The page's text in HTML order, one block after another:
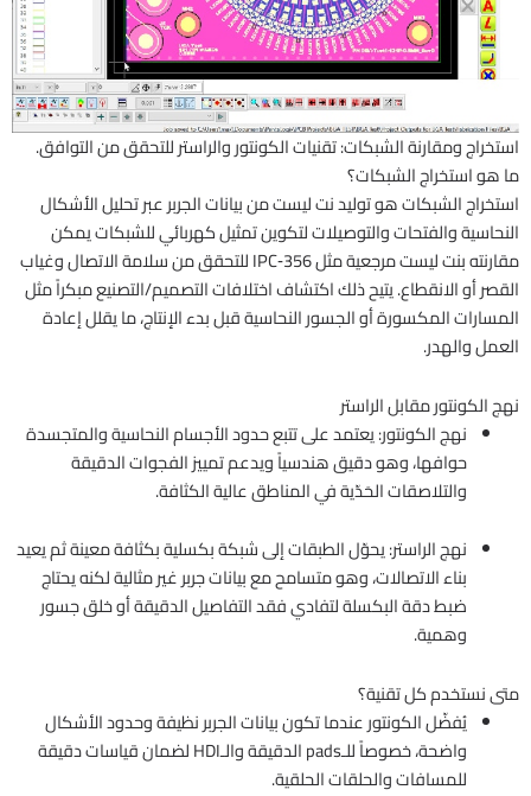
استخراج ومقارنة الشبكات: تقنيات الكونتور والراستر للتحقق من التوافق.
ما هو استخراج الشبكات؟
استخراج الشبكات هو توليد نت ليست من بيانات الجربر عبر تحليل الأشكال
النحاسية والفتحات والتوصيلات لتكوين تمثيل كهربائي للشبكات يمكن
مقارنته بنت ليست مرجعية مثل IPC‑356 للتحقق من سلامة الاتصال وغياب
القصر أو الانقطاع. يتيح ذلك اكتشاف اختلافات التصميم/التصنيع مبكراً مثل
المسارات المكسورة أو الجسور النحاسية قبل بدء الإنتاج، ما يقلل إعادة
العمل والهدر.
نهج الكونتور مقابل الراستر
نهج الكونتور: يعتمد على تتبع حدود الأجسام النحاسية والمتجسدة
حوافها، وهو دقيق هندسياً ويدعم تمييز الفجوات الدقيقة
والتلاصقات الحَدّية في المناطق عالية الكثافة.
نهج الراستر: يحوّل الطبقات إلى شبكة بكسلية بكثافة معينة ثم يعيد
بناء الاتصالات، وهو متسامح مع بيانات جربر غير مثالية لكنه يحتاج
ضبط دقة البكسلة لتفادي فقد التفاصيل الدقيقة أو خلق جسور
وهمية.
متى نستخدم كل تقنية؟
يُفضّل الكونتور عندما تكون بيانات الجربر نظيفة وحدود الأشكال
واضحة، خصوصاً للـpads الدقيقة والـHDI لضمان قياسات دقيقة
للمسافات والحلقات الحلقية.